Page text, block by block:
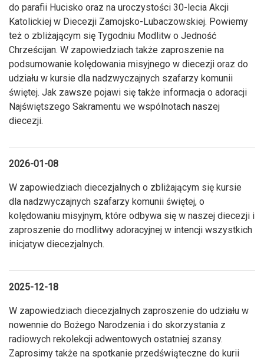
do parafii Hucisko oraz na uroczystości 30-lecia Akcji
Katolickiej w Diecezji Zamojsko-Lubaczowskiej. Powiemy
też o zbliżającym się Tygodniu Modlitw o Jedność
Chrześcijan. W zapowiedziach także zaproszenie na
podsumowanie kolędowania misyjnego w diecezji oraz do
udziału w kursie dla nadzwyczajnych szafarzy komunii
świętej. Jak zawsze pojawi się także informacja o adoracji
Najświętszego Sakramentu we wspólnotach naszej
diecezji.
2026-01-08
W zapowiedziach diecezjalnych o zbliżającym się kursie
dla nadzwyczajnych szafarzy komunii świętej, o
kolędowaniu misyjnym, które odbywa się w naszej diecezji i
zaproszenie do modlitwy adoracyjnej w intencji wszystkich
inicjatyw diecezjalnych.
2025-12-18
W zapowiedziach diecezjalnych zaproszenie do udziału w
nowennie do Bożego Narodzenia i do skorzystania z
radiowych rekolekcji adwentowych ostatniej szansy.
Zaprosimy także na spotkanie przedświąteczne do kurii